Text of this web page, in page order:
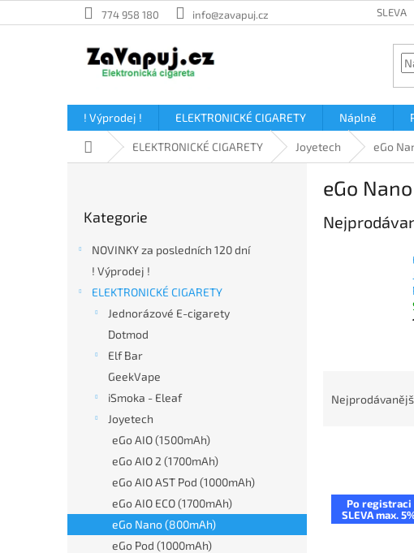
na
774 958 180 info@zavapuj.cz SLEVA
! Výprodej ! ELEKTRONICKÉ CIGARETY Náplně
Domů ELEKTRONICKÉ CIGARETY Joyetech eGo
kategorie
Kategorie
NOVINKY za posledních 120 dní
! Výprodej !
ELEKTRONICKÉ CIGARETY
Jednorázové E-cigarety
Dotmod
Elf Bar
GeekVape
iSmoka - Eleaf
Joyetech
eGo AIO (1500mAh)
eGo AIO 2 (1700mAh)
eGo AIO AST Pod (1000mAh)
eGo AIO ECO (1700mAh)
eGo Nano (800mAh)
eGo Pod (1000mAh)
eGo
V
p
Po registraci
SLEVA max.